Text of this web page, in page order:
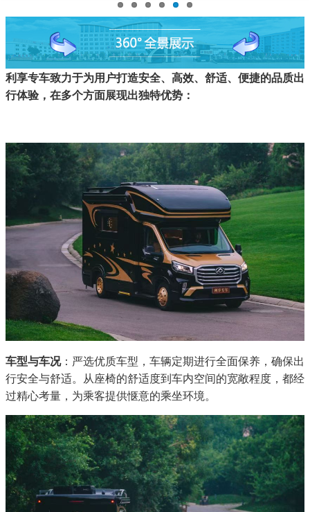
利享专车致力于为用户打造安全、高效、舒适、便捷的品质出
行体验，在多个方面展现出独特优势：
车型与车况：严选优质车型，车辆定期进行全面保养，确保出
行安全与舒适。从座椅的舒适度到车内空间的宽敞程度，都经
过精心考量，为乘客提供惬意的乘坐环境。